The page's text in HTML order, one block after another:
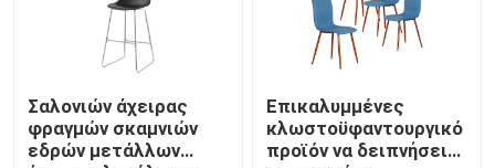
Σαλονιών άχειρας
φραγμών σκαμνιών
εδρών μετάλλων
Επικαλυμμένες
κλωστοϋφαντουργικό
προϊόν να δειπνήσει